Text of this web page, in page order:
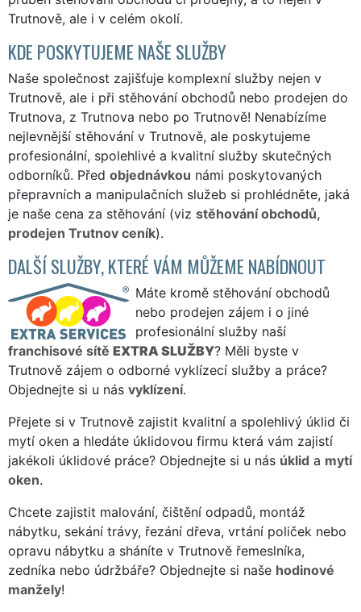
Trutnově, ale i v celém okolí.
KDE POSKYTUJEME NAŠE SLUŽBY
Naše společnost zajišťuje komplexní služby nejen v
Trutnově, ale i při stěhování obchodů nebo prodejen do
Trutnova, z Trutnova nebo po Trutnově! Nenabízíme
nejlevnější stěhování v Trutnově, ale poskytujeme
profesionální, spolehlivé a kvalitní služby skutečných
odborníků. Před objednávkou námi poskytovaných
přepravních a manipulačních služeb si prohlédněte, jaká
je naše cena za stěhování (viz stěhování obchodů,
prodejen Trutnov ceník).
DALŠÍ SLUŽBY, KTERÉ VÁM MŮŽEME NABÍDNOUT
Máte kromě stěhování obchodů
nebo prodejen zájem i o jiné
profesionální služby naší
franchisové sítě EXTRA SLUŽBY? Měli byste v
Trutnově zájem o odborné vyklízecí služby a práce?
Objednejte si u nás vyklízení.
Přejete si v Trutnově zajistit kvalitní a spolehlivý úklid či
mytí oken a hledáte úklidovou firmu která vám zajistí
jakékoli úklidové práce? Objednejte si u nás úklid a mytí
oken.
Chcete zajistit malování, čištění odpadů, montáž
nábytku, sekání trávy, řezání dřeva, vrtání poliček nebo
opravu nábytku a sháníte v Trutnově řemeslníka,
zedníka nebo údržbáře? Objednejte si naše hodinové
manžely!